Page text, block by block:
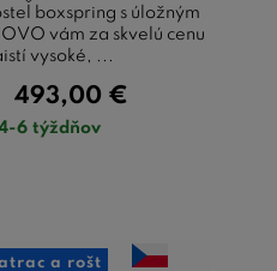
boxspring s úložným
vám za skvelú cenu
vysoké, ...
493,00 €
6 týždňov
a rošt